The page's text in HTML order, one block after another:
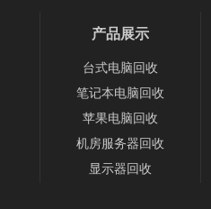
产品展示
台式电脑回收
笔记本电脑回收
苹果电脑回收
机房服务器回收
显示器回收